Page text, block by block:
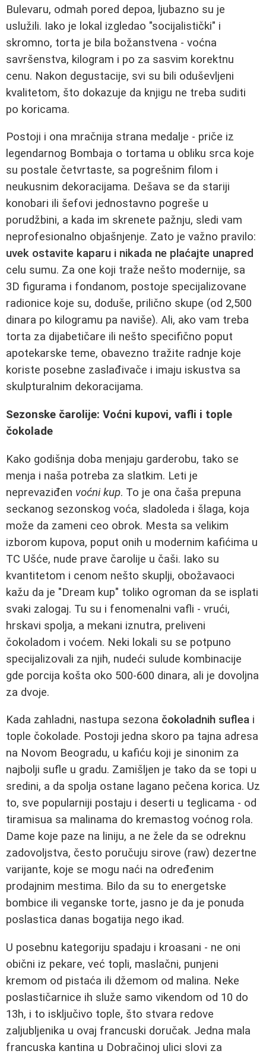
Bulevaru, odmah pored depoa, ljubazno su je
uslužili. Iako je lokal izgledao "socijalistički" i
skromno, torta je bila božanstvena - voćna
savršenstva, kilogram i po za sasvim korektnu
cenu. Nakon degustacije, svi su bili oduševljeni
kvalitetom, što dokazuje da knjigu ne treba suditi
po koricama.
Postoji i ona mračnija strana medalje - priče iz
legendarnog Bombaja o tortama u obliku srca koje
su postale četvrtaste, sa pogrešnim filom i
neukusnim dekoracijama. Dešava se da stariji
konobari ili šefovi jednostavno pogreše u
porudžbini, a kada im skrenete pažnju, sledi vam
neprofesionalno objašnjenje. Zato je važno pravilo:
uvek ostavite kaparu i nikada ne plaćajte unapred
celu sumu. Za one koji traže nešto modernije, sa
3D figurama i fondanom, postoje specijalizovane
radionice koje su, doduše, prilično skupe (od 2,500
dinara po kilogramu pa naviše). Ali, ako vam treba
torta za dijabetičare ili nešto specifično poput
apotekarske teme, obavezno tražite radnje koje
koriste posebne zaslađivače i imaju iskustva sa
skulpturalnim dekoracijama.
Sezonske čarolije: Voćni kupovi, vafli i tople
čokolade
Kako godišnja doba menjaju garderobu, tako se
menja i naša potreba za slatkim. Leti je
neprevaziđen voćni kup. To je ona čaša prepuna
seckanog sezonskog voća, sladoleda i šlaga, koja
može da zameni ceo obrok. Mesta sa velikim
izborom kupova, poput onih u modernim kafićima u
TC Ušće, nude prave čarolije u čaši. Iako su
kvantitetom i cenom nešto skuplji, obožavaoci
kažu da je "Dream kup" toliko ogroman da se isplati
svaki zalogaj. Tu su i fenomenalni vafli - vrući,
hrskavi spolja, a mekani iznutra, preliveni
čokoladom i voćem. Neki lokali su se potpuno
specijalizovali za njih, nudeći sulude kombinacije
gde porcija košta oko 500-600 dinara, ali je dovoljna
za dvoje.
Kada zahladni, nastupa sezona čokoladnih suflea i
tople čokolade. Postoji jedna skoro pa tajna adresa
na Novom Beogradu, u kafiću koji je sinonim za
najbolji sufle u gradu. Zamišljen je tako da se topi u
sredini, a da spolja ostane lagano pečena korica. Uz
to, sve popularniji postaju i deserti u teglicama - od
tiramisua sa malinama do kremastog voćnog rola.
Dame koje paze na liniju, a ne žele da se odreknu
zadovoljstva, često poručuju sirove (raw) dezertne
varijante, koje se mogu naći na određenim
prodajnim mestima. Bilo da su to energetske
bombice ili veganske torte, jasno je da je ponuda
poslastica danas bogatija nego ikad.
U posebnu kategoriju spadaju i kroasani - ne oni
obični iz pekare, već topli, maslačni, punjeni
kremom od pistaća ili džemom od malina. Neke
poslastičarnice ih služe samo vikendom od 10 do
13h, i to isključivo tople, što stvara redove
zaljubljenika u ovaj francuski doručak. Jedna mala
francuska kantina u Dobračinoj ulici slovi za